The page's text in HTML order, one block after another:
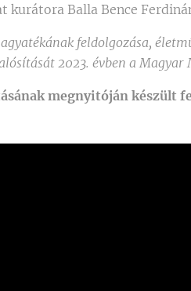
kurátora Balla Bence
feldolgozása,
2023. évben a
megnyitóján készült